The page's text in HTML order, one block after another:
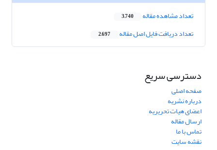
تعداد مشاهده مقاله 3,740
تعداد دریافت فایل اصل مقاله 2,697
دسترسی سریع
صفحه اصلی
درباره نشریه
اعضای هیات تحریریه
ارسال مقاله
تماس با ما
نقشه سایت